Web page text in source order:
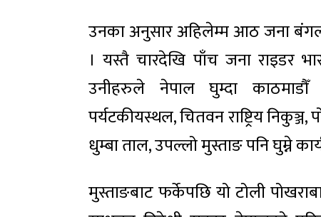
उनका अनुसार अहिलेम्म आठ जना
। यस्तै चारदेखि पाँच जना राइडर
उनीहरुले नेपाल घुम्दा
पर्यटकीयस्थल, चितवन राष्ट्रिय
धुम्बा ताल, उपल्लो मुस्ताङ पनि घुम्ने
मुस्ताङबाट फर्केपछि यो टोली